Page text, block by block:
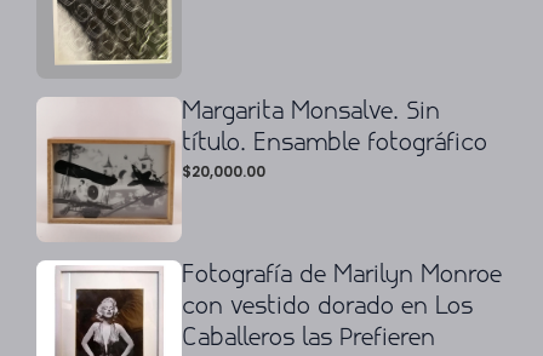
Margarita Monsalve. Sin
título. Ensamble fotográfico
$20,000.00
Fotografía de Marilyn Monroe
con vestido dorado en Los
Caballeros las Prefieren